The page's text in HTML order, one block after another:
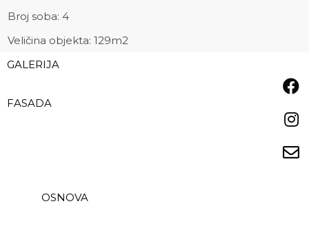
Broj soba: 4
Veličina objekta: 129m2
GALERIJA
FASADA
OSNOVA